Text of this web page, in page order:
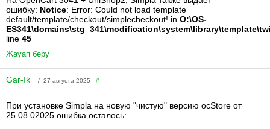
ошибку: Notice: Error: Could not load template
default/template/checkout/simplecheckout! in O:\OS-
line 45
Жауап беру
Gar-Ik / 27 августа 2025 #
При установке Simpla на новую "чистую" версию ocStore от
25.08.02025 ошибка осталось: